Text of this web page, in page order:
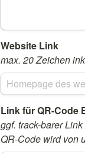
max. 20 Zeichen
ggf. track-barer
QR-Code wird von